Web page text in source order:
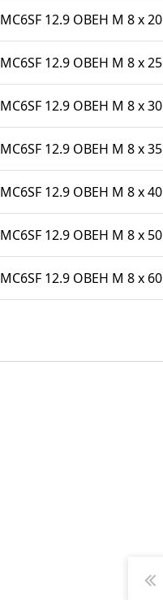
MC6SF 12.9 OBEH M 8 x 20
MC6SF 12.9 OBEH M 8 x 25
MC6SF 12.9 OBEH M 8 x 30
MC6SF 12.9 OBEH M 8 x 35
MC6SF 12.9 OBEH M 8 x 40
MC6SF 12.9 OBEH M 8 x 50
MC6SF 12.9 OBEH M 8 x 60